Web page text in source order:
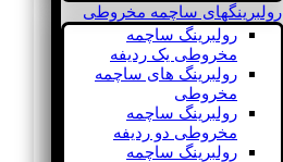
رولبرینگهای ساچمه مخروطی
رولبرینگ ساچمه
مخروطی یک ردیفه
رولبرینگ های ساچمه
مخروطی
رولبرینگ ساچمه
مخروطی دو ردیفه
رولبرینگ ساچمه